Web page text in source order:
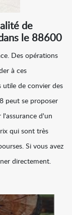
de
le 88600
Des opérations
à ces
utile de convier des
peut se proposer
l'assurance d'un
qui sont très
Si vous avez
directement.